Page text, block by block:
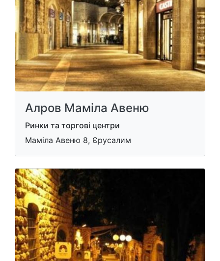
Алров Маміла Авеню
Ринки та торгові центри
Маміла Авеню 8, Єрусалим